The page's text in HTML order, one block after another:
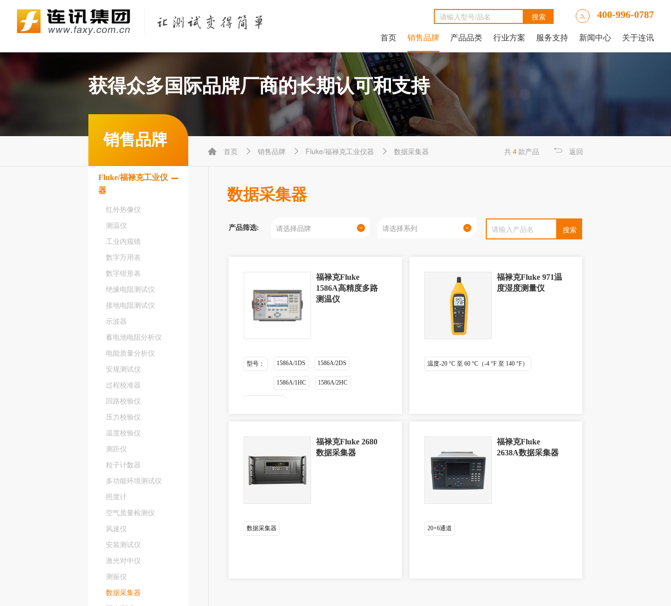
400-996-0787
首页 销售品牌 产品品类 行业方案 服务支持 新闻中心 关于连讯
获得众多国际品牌厂商的长期认可和支持
 首页  销售品牌  Fluke/福禄克工业仪器  数据采集器 共4款产品 返回
销售品牌
Fluke/福禄克工业仪
器
红外热像仪
测温仪
工业内窥镜
数字万用表
数字钳形表
绝缘电阻测试仪
接地电阻测试仪
示波器
蓄电池电阻分析仪
电能质量分析仪
安规测试仪
过程校准器
回路校验仪
压力校验仪
温度校验仪
测距仪
粒子计数器
多功能环境测试仪
照度计
空气质量检测仪
风速仪
安装测试仪
激光对中仪
测振仪
数据采集器
数据采集器
产品筛选:
福禄克Fluke
1586A高精度多路
测温仪
型号： 1586A/1DS 1586A/2DS
1586A/1HC 1586A/2HC
福禄克Fluke 971温
度湿度测量仪
温度-20 °C 至 60 °C（-4 °F 至 140 °F）
福禄克Fluke 2680
数据采集器
数据采集器
福禄克Fluke
2638A数据采集器
20+6通道